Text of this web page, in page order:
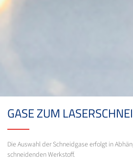
GASE ZUM
Die Auswahl der Schneidgase erfolgt in
schneidenden Werkstoff.